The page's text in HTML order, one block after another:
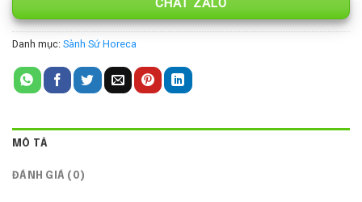
CHAT ZALO
Danh mục: Sành Sứ Horeca
MÔ TẢ
ĐÁNH GIÁ (0)